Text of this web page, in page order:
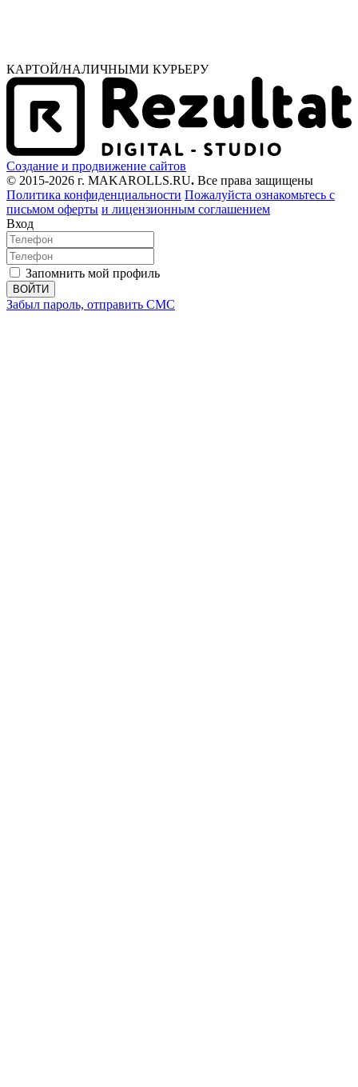
КАРТОЙ/НАЛИЧНЫМИ КУРЬЕРУ
Создание и продвижение сайтов
© 2015-2026 г. MAKAROLLS.RU. Все права защищены
Политика конфиденциальности Пожалуйста ознакомьтесь с
письмом оферты и лицензионным соглашением
Вход
Запомнить мой профиль
ВОЙТИ
Забыл пароль, отправить СМС